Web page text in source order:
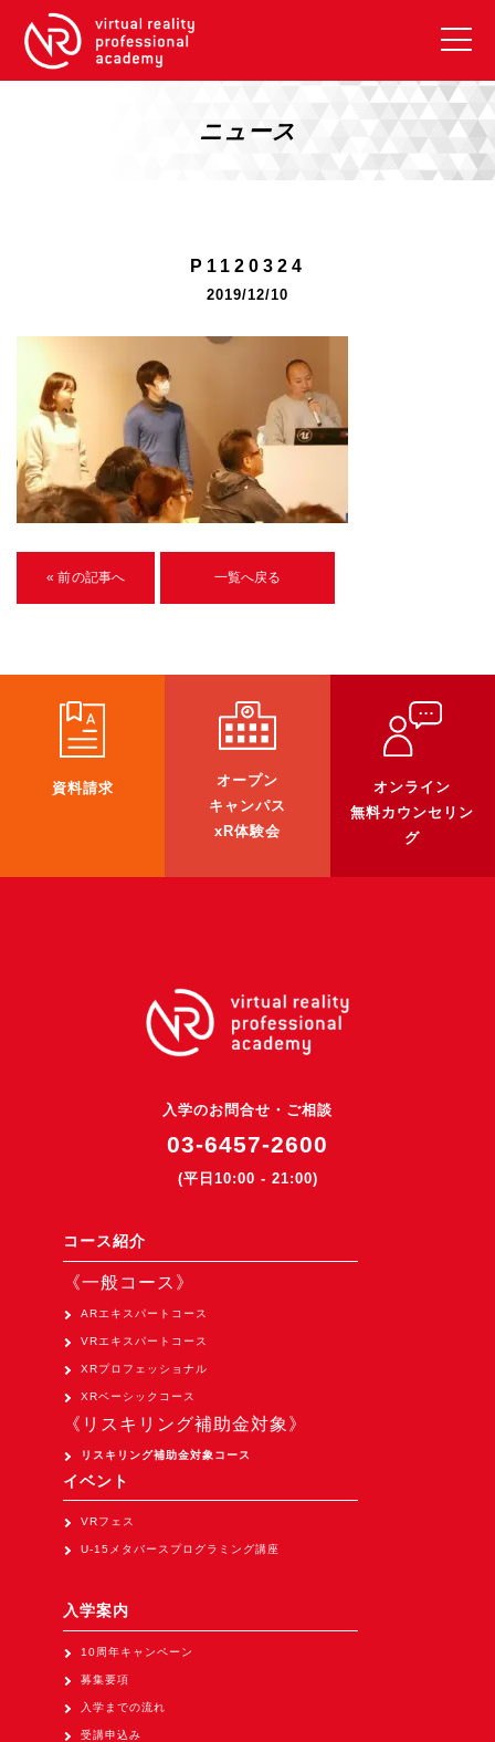
VRアカデミーとは
《リスキリング補助金コース》
リスキリング補助金対象コース説明
《SDGs》
U-15メタバースプログラミング講座
入学案内
ブログ
アクセスマップ
バーチャルイベントプラットフォーム『MetaLiveStage』2025年
3D空間キャプチャーアプリ『Qoocan』
製造現場を革新する！『XR Worksupport Hub』開発中
《企業研修》
Unity研修
HoloLens 2 アプリ開発研修
XRビジネスフォーラム
《展示会》
TOKYO DIGICONX2026
（1/8～10東京ビッグサイト）に出展。
ニュース
P1120324
2019/12/10
« 前の記事へ 一覧へ戻る
資料請求
オープン
キャンパス
xR体験会
オンライン
無料カウンセリン
グ
入学のお問合せ・ご相談
03-6457-2600
(平日10:00 - 21:00)
コース紹介
《一般コース》
ARエキスパートコース
VRエキスパートコース
XRプロフェッショナル
XRベーシックコース
《リスキリング補助金対象》
リスキリング補助金対象コース
イベント
VRフェス
U-15メタバースプログラミング講座
入学案内
10周年キャンペーン
募集要項
入学までの流れ
受講申込み